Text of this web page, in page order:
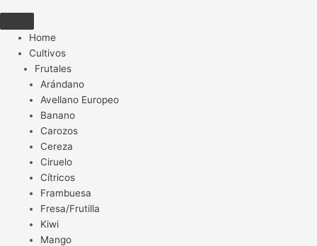
Home
Cultivos
Frutales
Arándano
Avellano Europeo
Banano
Carozos
Cereza
Ciruelo
Cítricos
Frambuesa
Fresa/Frutilla
Kiwi
Mango